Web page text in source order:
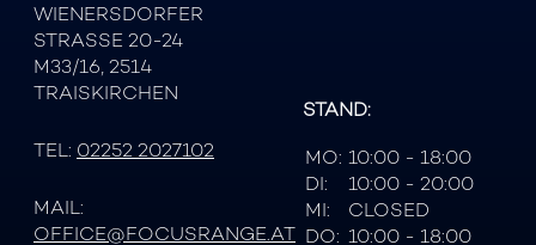
WIENERSDORFER
STRASSE 20-24
M33/16, 2514
TRAISKIRCHEN
TEL: 02252 2027102
MAIL:
OFFICE@FOCUSRANGE.AT
STAND:
MO: 10:00 - 18:00
DI:
10:00 - 20:00
MI:
CLOSED
DO: 10:00 - 18:00